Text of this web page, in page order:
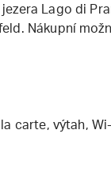
Lago di
Nákupní
carte, výtah,